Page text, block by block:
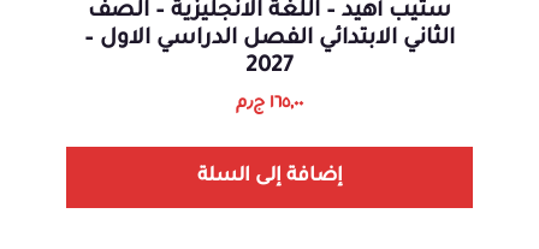
ستيب أهيد – اللغة الانجليزية – الصف
الثاني الابتدائي الفصل الدراسي الاول –
2027
١٦٥,٠٠ ج٫م
إضافة إلى السلة